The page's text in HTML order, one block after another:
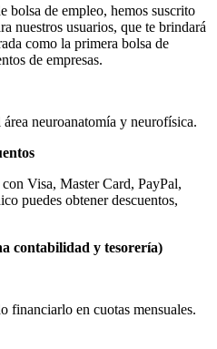
bolsa de empleo, hemos suscrito
nuestros usuarios, que te brindará
como la primera bolsa de
de empresas.
neuroanatomía y neurofísica.
Visa, Master Card, PayPal,
puedes obtener descuentos,
contabilidad y tesorería)
financiarlo en cuotas mensuales.